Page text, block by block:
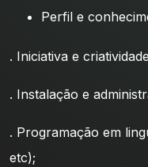
Perfil e
. Iniciativa e
. Instalação e
. Programação em
etc);